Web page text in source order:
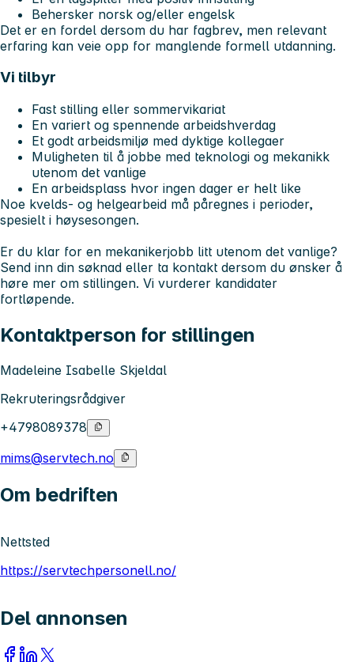
Behersker norsk og/eller engelsk
Det er en fordel dersom du har fagbrev, men relevant
erfaring kan veie opp for manglende formell utdanning.
Vi tilbyr
Fast stilling eller sommervikariat
En variert og spennende arbeidshverdag
Et godt arbeidsmiljø med dyktige kollegaer
Muligheten til å jobbe med teknologi og mekanikk
utenom det vanlige
En arbeidsplass hvor ingen dager er helt like
Noe kvelds- og helgearbeid må påregnes i perioder,
spesielt i høysesongen.
Er du klar for en mekanikerjobb litt utenom det vanlige?
Send inn din søknad eller ta kontakt dersom du ønsker å
høre mer om stillingen. Vi vurderer kandidater
fortløpende.
Kontaktperson for stillingen
Madeleine Isabelle Skjeldal
Rekruteringsrådgiver
+4798089378
mims@servtech.no
Om bedriften
Nettsted
https://servtechpersonell.no/
Del annonsen